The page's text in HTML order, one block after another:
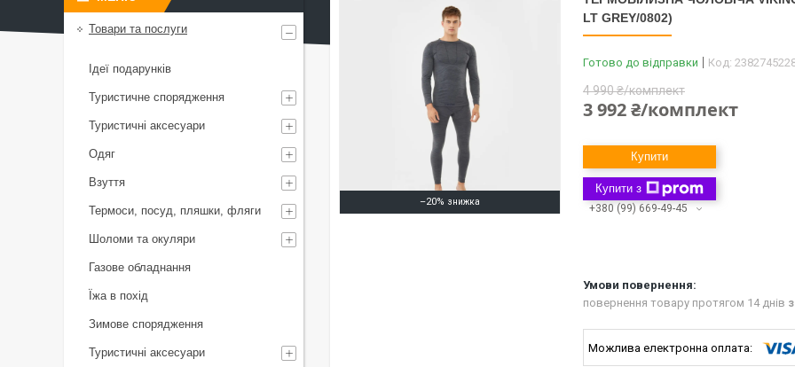
–20%
LT GREY/0802)
Готово до відправки Код:
4 990 ₴/комплект
3 992 ₴/комплект
Купити
Купити з
+380 (99) 669-49-45
повернення товару протягом 14 днів
Товари та послуги
Ідеї подарунків
Туристичне спорядження
Туристичні аксесуари
Одяг
Взуття
Термоси, посуд, пляшки, фляги
Шоломи та окуляри
Газове обладнання
Їжа в похід
Зимове спорядження
Туристичні аксесуари